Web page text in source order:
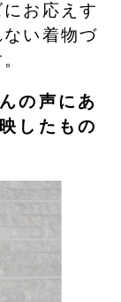
お応えす
い着物づ
の声にあ
したもの